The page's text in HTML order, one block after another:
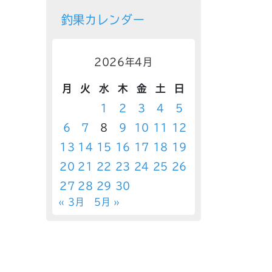
釣果カレンダー
2026年4月
月 火 水 木 金 土
日
1
2 3 4
5
6
7 8 9 10 11
12
13 14 15 16 17 18
19
20 21 22 23 24 25
26
27 28 29 30
« 3月 5月 »